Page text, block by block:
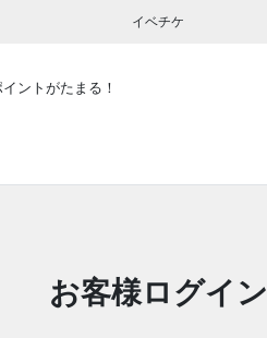
イベチケ
ントがたまる！
お客様ログイン